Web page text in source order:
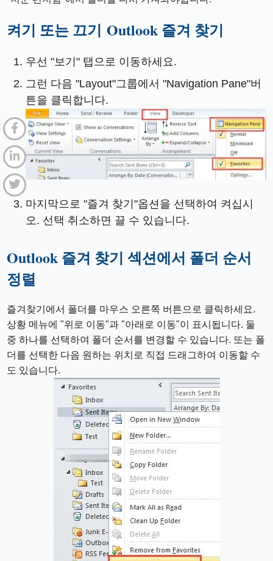
켜기 또는 끄기Outlook 즐겨 찾기
우선 "보기" 탭으로 이동하세요.
그런 다음 "Layout"그룹에서 "Navigation Pane"버
튼을 클릭합니다.
마지막으로 "즐겨 찾기"옵션을 선택하여 켜십시
오. 선택 취소하면 끌 수 있습니다.
Outlook 즐겨 찾기 섹션에서 폴더 순서
정렬
즐겨찾기에서 폴더를 마우스 오른쪽 버튼으로 클릭하세요.
상황 메뉴에 "위로 이동"과 "아래로 이동"이 표시됩니다. 둘
중 하나를 선택하여 폴더 순서를 변경할 수 있습니다. 또는 폴
더를 선택한 다음 원하는 위치로 직접 드래그하여 이동할 수
도 있습니다.